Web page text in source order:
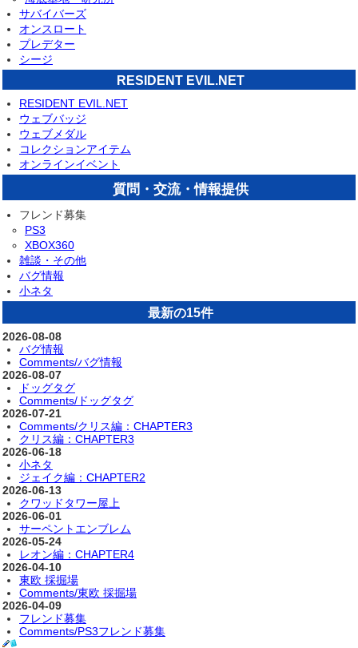
サバイバーズ
オンスロート
プレデター
シージ
RESIDENT EVIL.NET
RESIDENT EVIL.NET
ウェブバッジ
ウェブメダル
コレクションアイテム
オンラインイベント
質問・交流・情報提供
フレンド募集
PS3
XBOX360
雑談・その他
バグ情報
小ネタ
最新の15件
2026-08-08
バグ情報
Comments/バグ情報
2026-08-07
ドッグタグ
Comments/ドッグタグ
2026-07-21
Comments/クリス編：CHAPTER3
クリス編：CHAPTER3
2026-06-18
小ネタ
ジェイク編：CHAPTER2
2026-06-13
クワッドタワー屋上
2026-06-01
サーペントエンブレム
2026-05-24
レオン編：CHAPTER4
2026-04-10
東欧 採掘場
Comments/東欧 採掘場
2026-04-09
フレンド募集
Comments/PS3フレンド募集